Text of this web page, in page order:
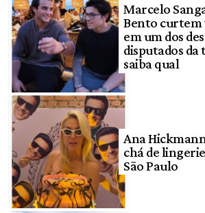
Marcelo
Bento curtem
em um dos
disputados da
saiba qual
Ana
chá de
São Paulo